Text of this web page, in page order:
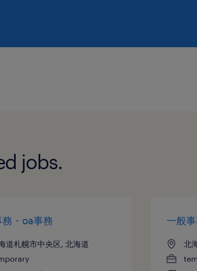
jobs.
務・oa事務
道札幌市中央区, 北海道
一般
北